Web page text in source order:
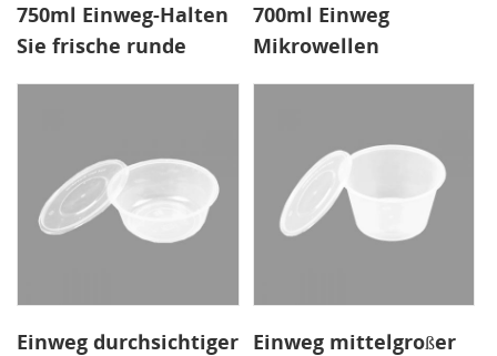
750ml Einweg-Halten
Sie frische runde
700ml Einweg
Mikrowellen
transparentem
Deckel
Einweg durchsichtiger Einweg mittelgroßer